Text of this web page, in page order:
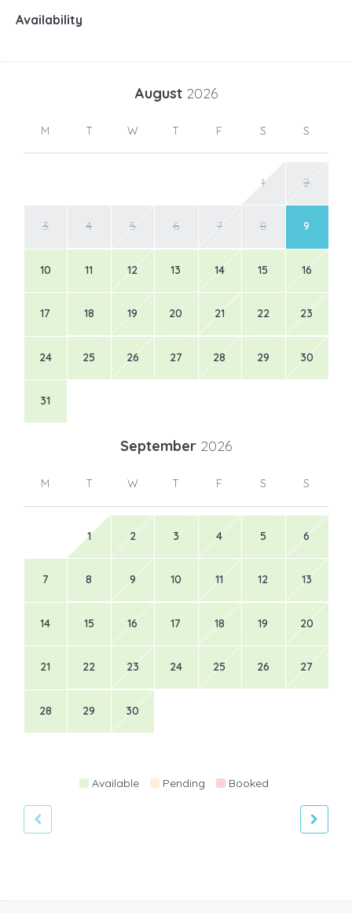
Availability
August 2026
M T W T F S S
1 2
3 4 5 6 7 8 9
10 11 12 13 14 15 16
17 18 19 20 21 22 23
24 25 26 27 28 29 30
31
September 2026
M T W T F S S
1 2 3 4 5 6
7 8 9 10 11 12 13
14 15 16 17 18 19 20
21 22 23 24 25 26 27
28 29 30
Available Pending Booked